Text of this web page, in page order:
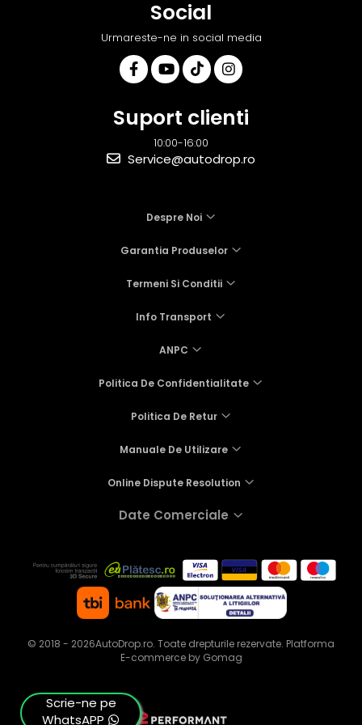
Social
Urmareste-ne in social media
Suport clienti
10:00-16:00
Service@autodrop.ro
Despre Noi
Garantia Produselor
Termeni Si Conditii
Info Transport
ANPC
Politica De Confidentialitate
Politica De Retur
Manuale De Utilizare
Online Dispute Resolution
Date Comerciale
© 2018 - 2026AutoDrop.ro. Toate drepturile rezervate. Platforma
E-commerce by Gomag
Scrie-ne pe
WhatsAPP